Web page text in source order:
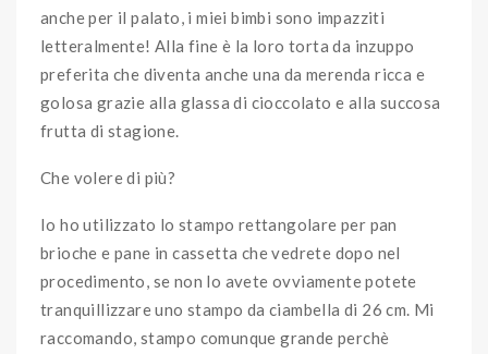
anche per il palato, i miei bimbi sono impazziti
letteralmente! Alla fine è la loro torta da inzuppo
preferita che diventa anche una da merenda ricca e
golosa grazie alla glassa di cioccolato e alla succosa
frutta di stagione.
Che volere di più?
Io ho utilizzato lo stampo rettangolare per pan
brioche e pane in cassetta che vedrete dopo nel
procedimento, se non lo avete ovviamente potete
tranquillizzare uno stampo da ciambella di 26 cm. Mi
raccomando, stampo comunque grande perchè